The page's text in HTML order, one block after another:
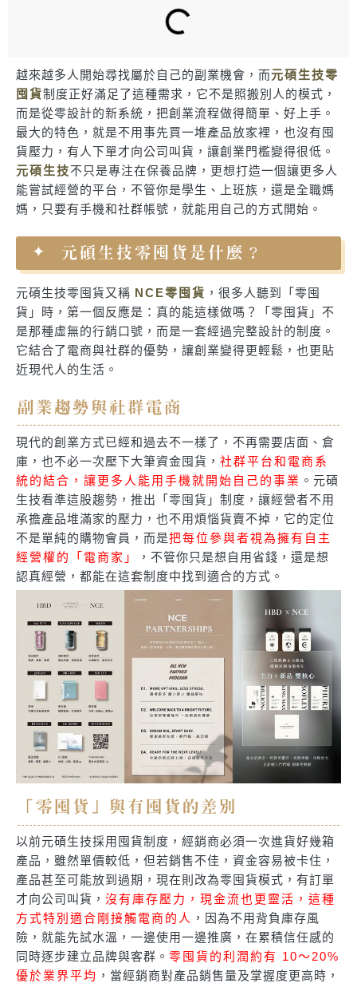
越來越多人開始尋找屬於自己的副業機會，而元碩生技零
囤貨制度正好滿足了這種需求，它不是照搬別人的模式，
而是從零設計的新系統，把創業流程做得簡單、好上手。
最大的特色，就是不用事先買一堆產品放家裡，也沒有囤
貨壓力，有人下單才向公司叫貨，讓創業門檻變得很低。
元碩生技不只是專注在保養品牌，更想打造一個讓更多人
能嘗試經營的平台，不管你是學生、上班族，還是全職媽
媽，只要有手機和社群帳號，就能用自己的方式開始。
元碩生技零囤貨是什麼？
元碩生技零囤貨又稱 NCE零囤貨 ，很多人聽到「零囤
貨」時，第一個反應是：真的能這樣做嗎？「零囤貨」不
是那種虛無的行銷口號，而是一套經過完整設計的制度。
它結合了電商與社群的優勢，讓創業變得更輕鬆，也更貼
近現代人的生活。
副業趨勢與社群電商
現代的創業方式已經和過去不一樣了，不再需要店面、倉
庫，也不必一次壓下大筆資金囤貨， 社群平台和電商系
統的結合，讓更多人能用手機就開始自己的事業 。元碩
生技看準這股趨勢，推出「零囤貨」制度，讓經營者不用
承擔產品堆滿家的壓力，也不用煩惱貨賣不掉，它的定位
不是單純的購物會員，而是把每位參與者視為擁有自主
經營權的「電商家」
，不管你只是想自用省錢，還是想
認真經營，都能在這套制度中找到適合的方式。
「零囤貨」與有囤貨的差別
以前元碩生技採用囤貨制度，經銷商必須一次進貨好幾箱
產品，雖然單價較低，但若銷售不佳，資金容易被卡住，
產品甚至可能放到過期，現在則改為零囤貨模式，有訂單
才向公司叫貨， 沒有庫存壓力，現金流也更靈活，這種
方式特別適合剛接觸電商的人 ，因為不用背負庫存風
險，就能先試水溫，一邊使用一邊推廣，在累積信任感的
同時逐步建立品牌與客群。 零囤貨的利潤約有 10～20%
優於業界平均 ，當經銷商對產品銷售量及掌握度更高時，